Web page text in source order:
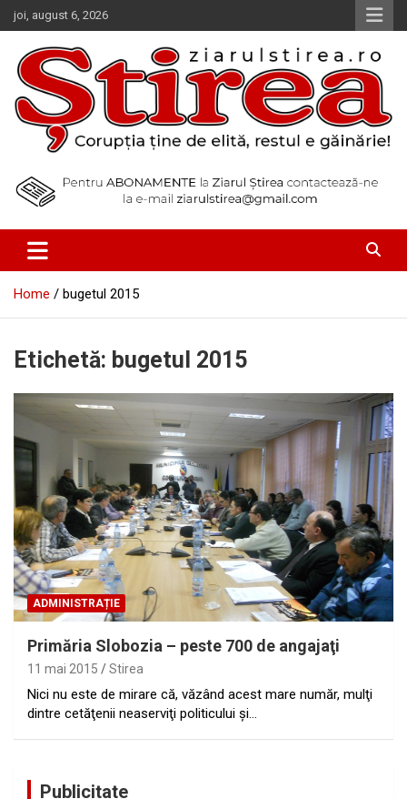
Skip
to
content
joi, august 6, 2026
Ziarul Știrea
Home bugetul 2015
Etichetă: bugetul 2015
ADMINISTRAȚIE
Primăria Slobozia – peste 700 de angajaţi
11 mai 2015 Stirea
Nici nu este de mirare că, văzând acest mare număr, mulţi
dintre cetăţenii neaserviţi politicului şi…
Publicitate